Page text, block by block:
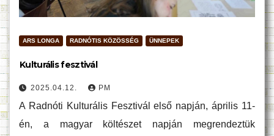
ARS LONGA RADNÓTIS KÖZÖSSÉG ÜNNEPEK
Kulturális fesztivál
2025.04.12. PM
A Radnóti Kulturális Fesztivál első napján, április 11-
én, a magyar költészet napján megrendeztük